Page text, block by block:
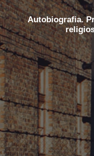
Autobiografia.